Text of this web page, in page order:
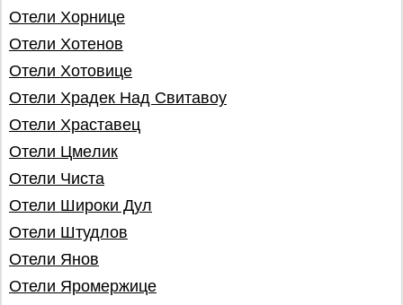
Отели Хорнице
Отели Хотенов
Отели Хотовице
Отели Храдек Над Свитавoу
Отели Храставец
Отели Цмeлик
Отели Чиста
Отели Широки Дул
Отели Штудлов
Отели Янов
Отели Яромержице